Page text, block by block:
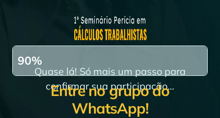
Para completar 100%, entre no
90%
Quase lá! Só mais um passo para
confirmar sua participação…
Entre no grupo do
WhatsApp!